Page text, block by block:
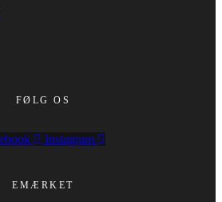
FØLG OS
Instagram
EMÆRKET